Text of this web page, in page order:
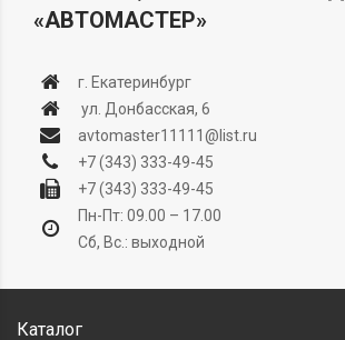
«АВТОМАСТЕР»
г. Екатеринбург
ул. Донбасская, 6
avtomaster11111@list.ru
+7 (343) 333-49-45
+7 (343) 333-49-45
Пн-Пт: 09.00 – 17.00
Сб, Вс.: выходной
Каталог